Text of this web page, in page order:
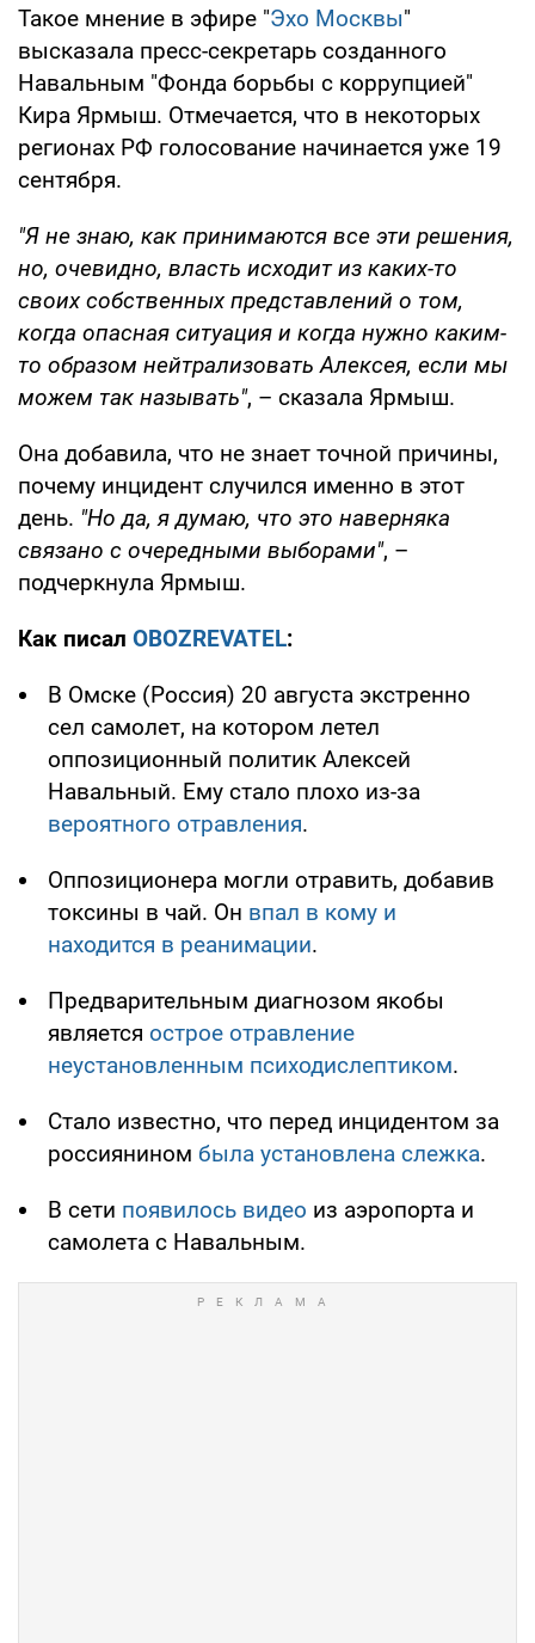
Такое мнение в эфире "Эхо Москвы"
высказала пресс-секретарь созданного
Навальным "Фонда борьбы с коррупцией"
Кира Ярмыш. Отмечается, что в некоторых
регионах РФ голосование начинается уже 19
сентября.
"Я не знаю, как принимаются все эти решения,
но, очевидно, власть исходит из каких-то
своих собственных представлений о том,
когда опасная ситуация и когда нужно каким-
то образом нейтрализовать Алексея, если мы
можем так называть", – сказала Ярмыш.
Она добавила, что не знает точной причины,
почему инцидент случился именно в этот
день. "Но да, я думаю, что это наверняка
связано с очередными выборами", –
подчеркнула Ярмыш.
Как писал OBOZREVATEL:
В Омске (Россия) 20 августа экстренно
сел самолет, на котором летел
оппозиционный политик Алексей
Навальный. Ему стало плохо из-за
вероятного отравления.
Оппозиционера могли отравить, добавив
токсины в чай. Он впал в кому и
находится в реанимации.
Предварительным диагнозом якобы
является острое отравление
неустановленным психодиcлептиком.
Стало известно, что перед инцидентом за
россиянином была установлена слежка.
В сети появилось видео из аэропорта и
самолета с Навальным.